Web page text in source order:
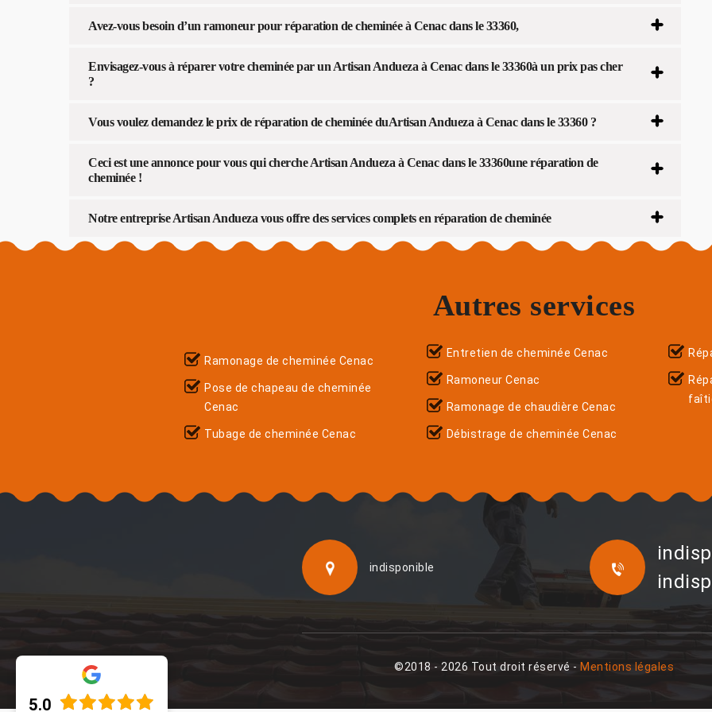
Avez-vous besoin d’un ramoneur pour réparation de cheminée à Cenac dans le 33360,
Envisagez-vous à réparer votre cheminée par un Artisan Andueza à Cenac dans le 33360à un prix pas cher
?
Vous voulez demandez le prix de réparation de cheminée duArtisan Andueza à Cenac dans le 33360 ?
Ceci est une annonce pour vous qui cherche Artisan Andueza à Cenac dans le 33360une réparation de
cheminée !
Notre entreprise Artisan Andueza vous offre des services complets en réparation de cheminée
Autres services
Ramonage de cheminée Cenac
Pose de chapeau de cheminée
Cenac
Tubage de cheminée Cenac
Entretien de cheminée Cenac
Ramoneur Cenac
Ramonage de chaudière Cenac
Débistrage de cheminée Cenac
indisponible
©2018 - 2026 Tout droit réservé - Mentions légales
5.0